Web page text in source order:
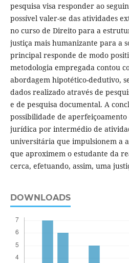
pesquisa visa responder ao
possível valer-se das atividades
no curso de Direito para a
justiça mais humanizante para a
principal responde de modo
metodologia empregada contou
abordagem hipotético-dedutivo,
dados realizado através de
e de pesquisa documental. A
possibilidade de
jurídica por intermédio de
universitária que impulsionem a
que aproximem o estudante da
cerca, efetuando, assim, uma
DOWNLOADS